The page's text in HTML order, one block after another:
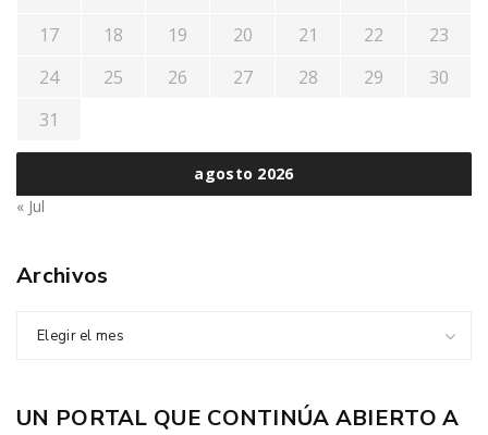
agosto 2026
17
18 19 20 21 22
23
24
25 26 27 28 29
30
31
« Jul
Archivos
Elegir el mes
UN PORTAL QUE CONTINÚA ABIERTO A